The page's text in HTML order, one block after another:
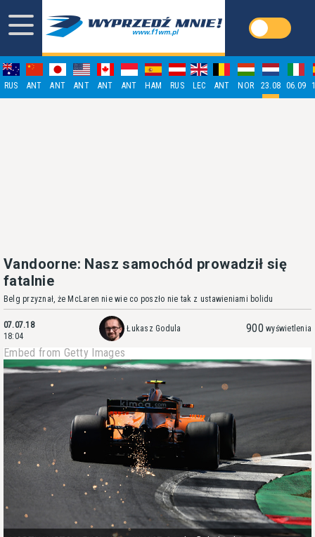
RUS ANT ANT ANT ANT ANT HAM RUS LEC ANT NOR 23.08 06.09
Vandoorne: Nasz samochód prowadził się
fatalnie
Belg przyznał, że McLaren nie wie co poszło nie tak z ustawieniami bolidu
07.07.18
18:04
Łukasz Godula 900 wyświetlenia
Embed from Getty Images